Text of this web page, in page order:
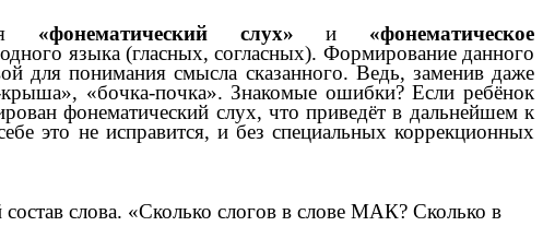
«фонематический слух» и «фонематическое
языка (гласных, согласных). Формирование данного
для понимания смысла сказанного. Ведь, заменив даже
«бочка-почка». Знакомые ошибки? Если ребёнок
фонематический слух, что приведёт в дальнейшем к
это не исправится, и без специальных коррекционных
слова. «Сколько слогов в слове МАК? Сколько в